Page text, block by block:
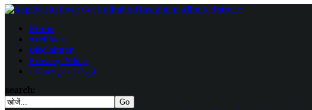
Home
Archives
Disclaimer
Privacy Policy
कपिलवस्तु पोस्ट से जुडें
search: